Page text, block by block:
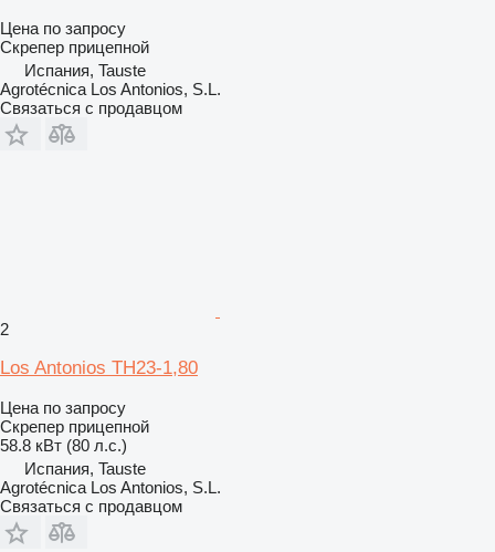
Цена по запросу
Скрепер прицепной
Испания, Tauste
Agrotécnica Los Antonios, S.L.
Связаться с продавцом
2
Los Antonios TH23-1,80
Цена по запросу
Скрепер прицепной
58.8 кВт (80 л.с.)
Испания, Tauste
Agrotécnica Los Antonios, S.L.
Связаться с продавцом